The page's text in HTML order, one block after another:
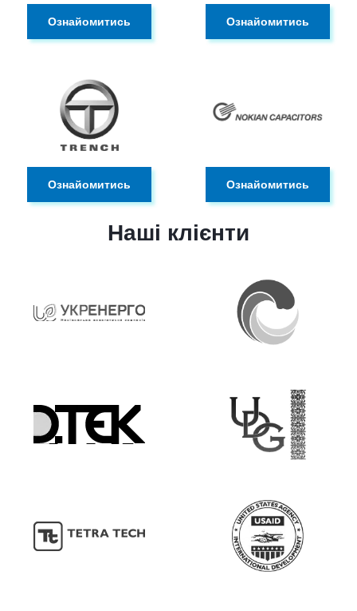
Ознайомитись Ознайомитись
Ознайомитись Ознайомитись
Наші клієнти